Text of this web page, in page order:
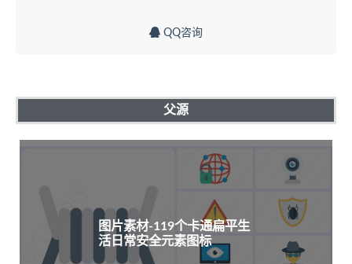
QQ咨询
父源
图片素材-119个卡通扁平生
活日常安全元素图标